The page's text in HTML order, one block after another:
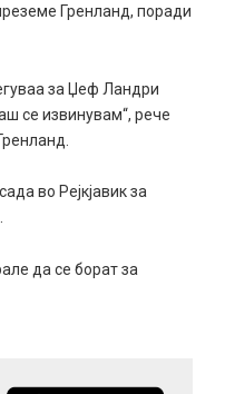
Гренланд, поради
за Џеф Ландри
се извинувам“, рече
во Рејкјавик за
да се борат за